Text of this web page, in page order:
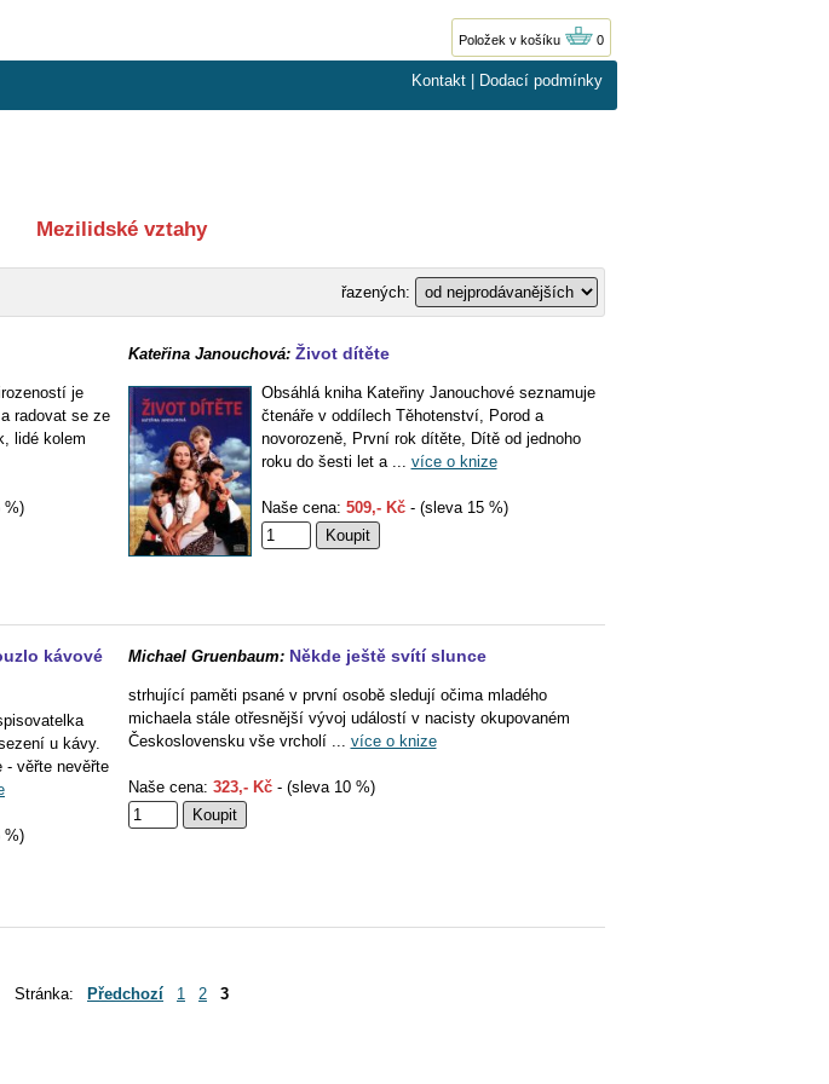
Položek v košíku 0
Kontakt Dodací podmínky
Mezilidské vztahy
řazených:
je
radovat se ze
lidé kolem
%)
Kateřina Janouchová: Život dítěte
Obsáhlá kniha Kateřiny Janouchové seznamuje
čtenáře v oddílech Těhotenství, Porod a
novorozeně, První rok dítěte, Dítě od jednoho
roku do šesti let a ... více o knize
Naše cena: 509,- Kč- (sleva 15 %)
kávové
u kávy.
- věřte nevěřte
%)
Michael Gruenbaum: Někde ještě svítí slunce
strhující paměti psané v první osobě sledují očima mladého
michaela stále otřesnější vývoj událostí v nacisty okupovaném
Československu vše vrcholí ... více o knize
Naše cena: 323,- Kč- (sleva 10 %)
Stránka: Předchozí 1 2 3